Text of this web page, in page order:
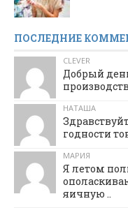
ПОСЛЕДНИЕ
CLEVER
Добрый
НАТАША
годности
МАРИЯ
Я летом
яичную ..